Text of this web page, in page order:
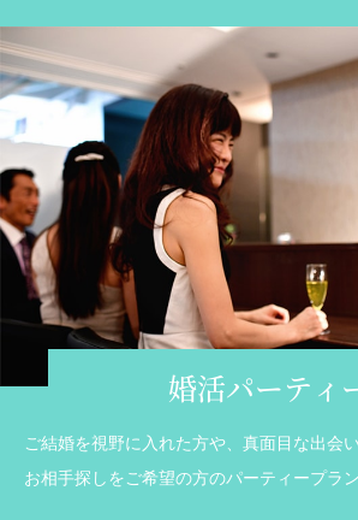
婚活パーティ
ご結婚を視野に入れた方や、真面目な出会
お相手探しをご希望の方のパーティープラン